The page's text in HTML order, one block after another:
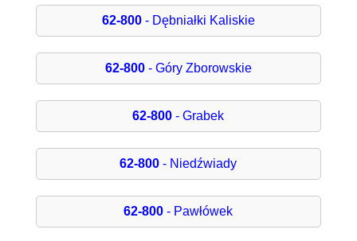
62-800- Dębniałki Kaliskie
62-800- Góry Zborowskie
62-800 - Grabek
62-800 - Niedźwiady
62-800 - Pawłówek